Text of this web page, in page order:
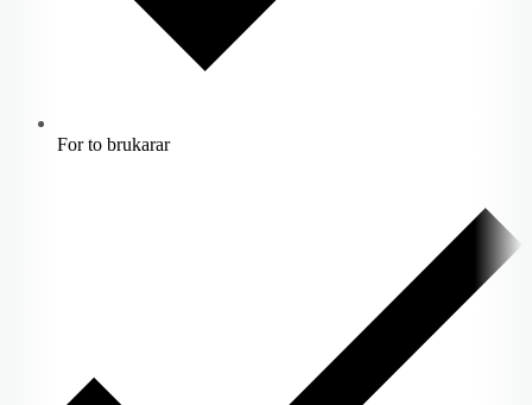
For to brukarar